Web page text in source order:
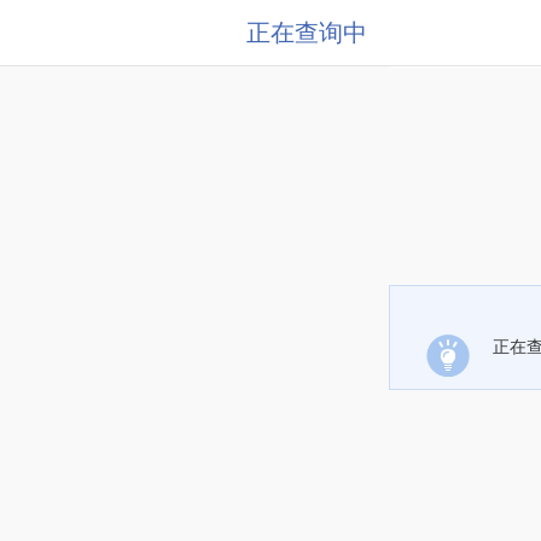
正在查询中
正在